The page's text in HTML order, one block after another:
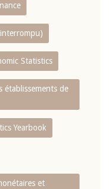
Statistics
établissements de
Yearbook
et